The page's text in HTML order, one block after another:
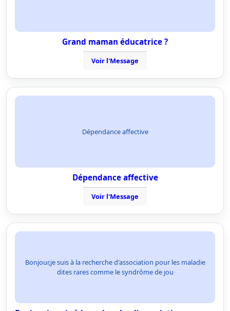
Grand maman éducatrice ?
Voir l'Message
Dépendance affective
Dépendance affective
Voir l'Message
Bonjour,je suis à la recherche d'association pour les maladie
dites rares comme le syndrôme de jou